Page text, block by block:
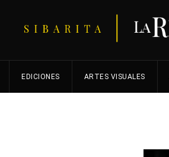
EDICIONES ARTES VISUALES